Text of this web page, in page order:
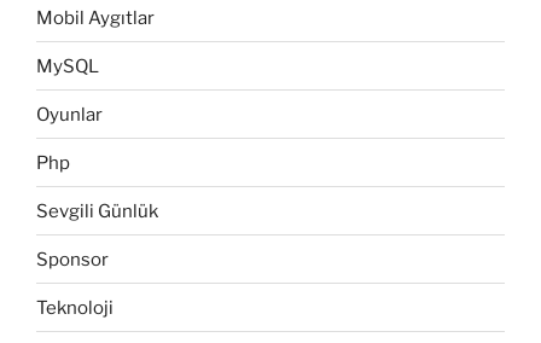
Mobil Aygıtlar
MySQL
Oyunlar
Php
Sevgili Günlük
Sponsor
Teknoloji